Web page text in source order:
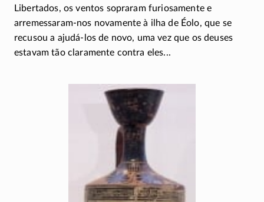
Libertados, os ventos sopraram furiosamente e
arremessaram-nos novamente à ilha de Éolo, que se
recusou a ajudá-los de novo, uma vez que os deuses
estavam tão claramente contra eles...